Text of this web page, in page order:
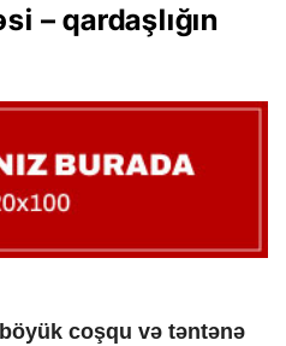
– qardaşlığın
coşqu və təntənə